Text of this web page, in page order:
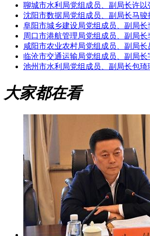
聊城市水利局党组成员、副局长许
沈阳市数据局党组成员、副局长马
阜阳市城乡建设局党组成员、副局
周口市港航管理局党组成员、副局
咸阳市农业农村局党组成员、副局
临沧市交通运输局党组成员、副局
池州市水利局党组成员、副局长包
大家都在看